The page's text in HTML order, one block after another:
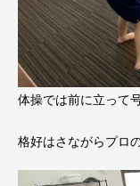
体操では前に立って
格好はさながらプロ